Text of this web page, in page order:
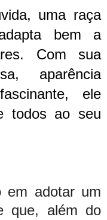
uma raça
bem a
Com sua
aparência
ele
todos ao seu
em adotar um
que, além do